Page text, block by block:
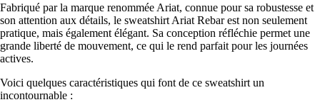
Fabriqué par la marque renommée Ariat, connue pour sa robustesse et
son attention aux détails, le sweatshirt Ariat Rebar est non seulement
pratique, mais également élégant. Sa conception réfléchie permet une
grande liberté de mouvement, ce qui le rend parfait pour les journées
actives.
Voici quelques caractéristiques qui font de ce sweatshirt un
incontournable :